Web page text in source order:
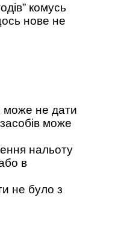
комусь
нове не
може не дати
може
нальоту
в
не було з